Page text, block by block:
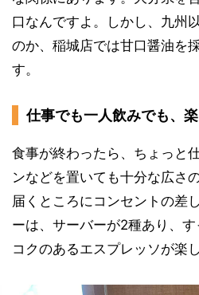
口なんですよ。しかし、九州
のか、稲城店では甘口醤油を
す。
仕事でも一人飲みでも、
食事が終わったら、ちょっと
ンなどを置いても十分な広さ
届くところにコンセントの差
ーは、サーバーが2種あり、す
コクのあるエスプレッソが楽